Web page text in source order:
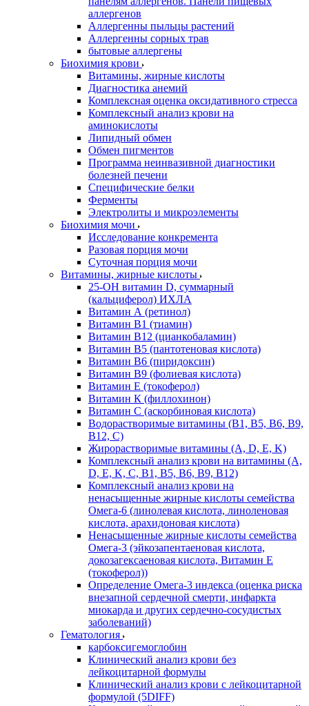
аллергенов
Аллергенны пыльцы растений
Аллергенны сорных трав
бытовые аллергены
Биохимия крови
Витамины, жирные кислоты
Диагностика анемий
Комплексная оценка оксидативного стресса
Комплексный анализ крови на
аминокислоты
Липидный обмен
Обмен пигментов
Программа неинвазивной диагностики
болезней печени
Специфические белки
Ферменты
Электролиты и микроэлементы
Биохимия мочи
Исследование конкремента
Разовая порция мочи
Суточная порция мочи
Витамины, жирные кислоты
25-OH витамин D, суммарный
(кальциферол) ИХЛА
Витамин А (ретинол)
Витамин В1 (тиамин)
Витамин В12 (цианкобаламин)
Витамин В5 (пантотеновая кислота)
Витамин В6 (пиридоксин)
Витамин В9 (фолиевая кислота)
Витамин Е (токоферол)
Витамин К (филлохинон)
Витамин С (аскорбиновая кислота)
Водорастворимые витамины (B1, B5, B6, В9,
В12, С)
Жирорастворимые витамины (A, D, E, K)
Комплексный анализ крови на витамины (A,
D, E, K, C, B1, B5, B6, В9, B12)
Комплексный анализ крови на
ненасыщенные жирные кислоты семейства
Омега-6 (линолевая кислота, линоленовая
кислота, арахидоновая кислота)
Ненасыщенные жирные кислоты семейства
Омега-3 (эйкозапентаеновая кислота,
докозагексаеновая кислота, Витамин E
(токоферол))
Определение Омега-3 индекса (оценка риска
внезапной сердечной смерти, инфаркта
миокарда и других сердечно-сосудистых
заболеваний)
Гематология
карбоксигемоглобин
Клинический анализ крови без
лейкоцитарной формулы
Клинический анализ крови с лейкоцитарной
формулой (5DIFF)